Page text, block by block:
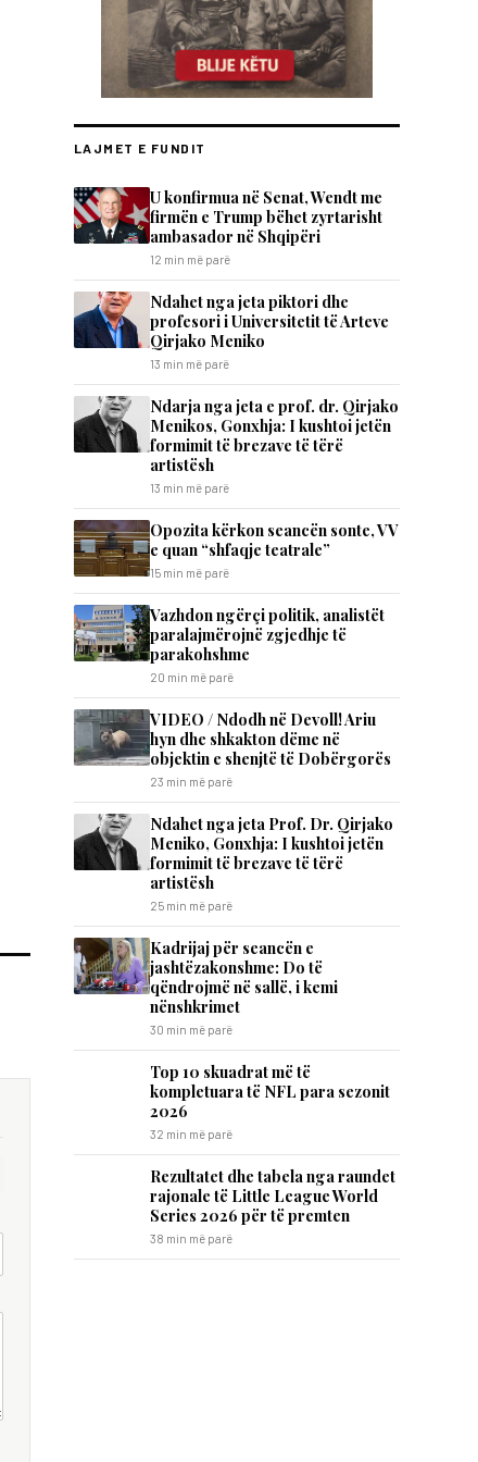
LAJMET E FUNDIT
U konfirmua në Senat, Wendt me
firmën e Trump bëhet zyrtarisht
ambasador në Shqipëri
12 min më parë
Ndahet nga jeta piktori dhe
profesori i Universitetit të Arteve
Qirjako Meniko
13 min më parë
Ndarja nga jeta e prof. dr. Qirjako
Menikos, Gonxhja: I kushtoi jetën
formimit të brezave të tërë
artistësh
13 min më parë
Opozita kërkon seancën sonte, VV
e quan “shfaqje teatrale”
15 min më parë
Vazhdon ngërçi politik, analistët
paralajmërojnë zgjedhje të
parakohshme
20 min më parë
VIDEO / Ndodh në Devoll! Ariu
hyn dhe shkakton dëme në
objektin e shenjtë të Dobërgorës
23 min më parë
Ndahet nga jeta Prof. Dr. Qirjako
Meniko, Gonxhja: I kushtoi jetën
formimit të brezave të tërë
artistësh
25 min më parë
Kadrijaj për seancën e
jashtëzakonshme: Do të
qëndrojmë në sallë, i kemi
nënshkrimet
30 min më parë
Top 10 skuadrat më të
kompletuara të NFL para sezonit
2026
32 min më parë
Rezultatet dhe tabela nga raundet
rajonale të Little League World
Series 2026 për të premten
38 min më parë